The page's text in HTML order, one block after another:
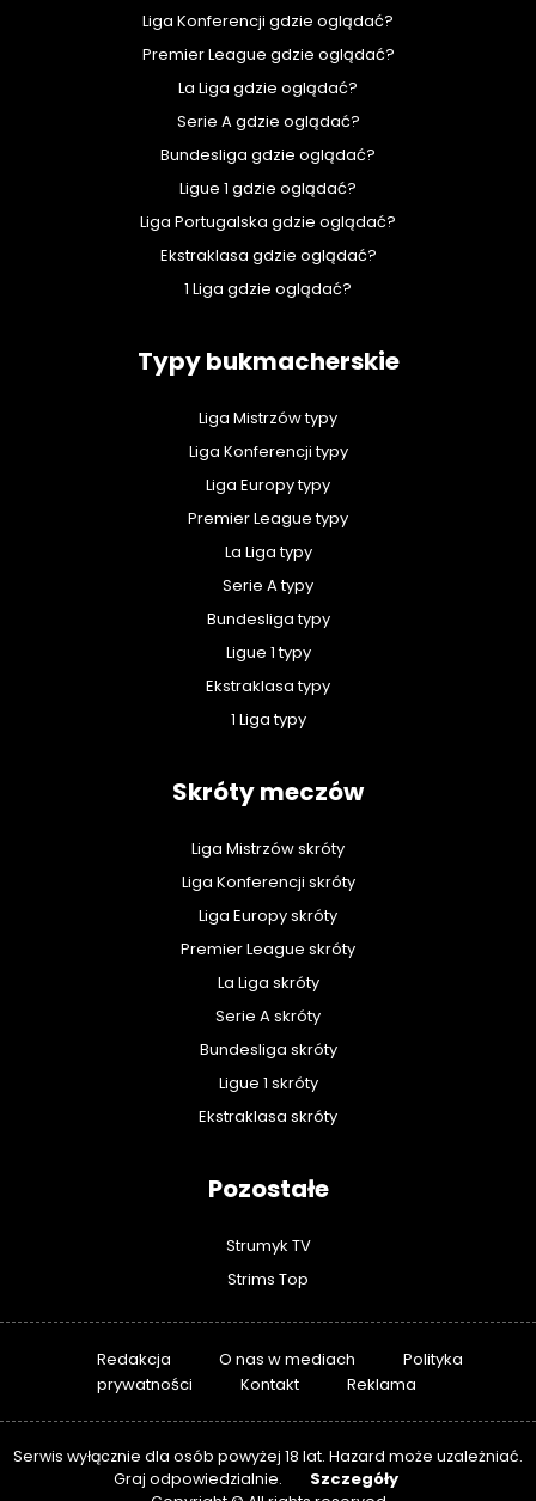
Liga Konferencji gdzie oglądać?
Premier League gdzie oglądać?
La Liga gdzie oglądać?
Serie A gdzie oglądać?
Bundesliga gdzie oglądać?
Ligue 1 gdzie oglądać?
Liga Portugalska gdzie oglądać?
Ekstraklasa gdzie oglądać?
1 Liga gdzie oglądać?
Typy bukmacherskie
Liga Mistrzów typy
Liga Konferencji typy
Liga Europy typy
Premier League typy
La Liga typy
Serie A typy
Bundesliga typy
Ligue 1 typy
Ekstraklasa typy
1 Liga typy
Skróty meczów
Liga Mistrzów skróty
Liga Konferencji skróty
Liga Europy skróty
Premier League skróty
La Liga skróty
Serie A skróty
Bundesliga skróty
Ligue 1 skróty
Ekstraklasa skróty
Pozostałe
Strumyk TV
Strims Top
Redakcja O nas w mediach
Polityka
prywatności
Kontakt Reklama
Serwis wyłącznie dla osób powyżej 18 lat. Hazard może uzależniać.
Graj odpowiedzialnie.
Szczegóły